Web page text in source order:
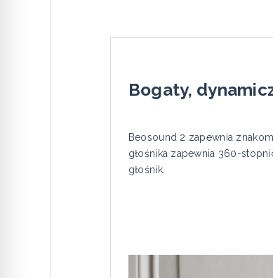
Bogaty,
Beosound 2 zapewnia
głośnika zapewnia 360-
głośnik.